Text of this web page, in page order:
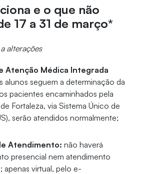
e o que não
17 a 31 de março*
alterações
Atenção Médica Integrada
alunos seguem a determinação da
pacientes encaminhados pela
Fortaleza, via Sistema Único de
serão atendidos normalmente;
Atendimento: não haverá
presencial nem atendimento
apenas virtual, pelo e-